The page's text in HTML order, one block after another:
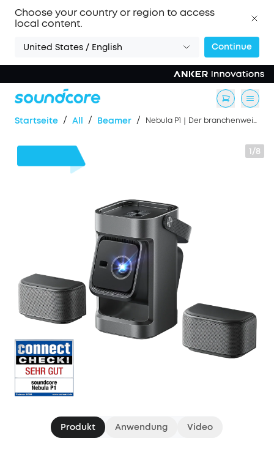
Choose your country or region to access
local content.
United States / English Continue
Startseite / All / Beamer / Nebula P1｜Der branchenweit erste abnehmbare Lautsprecher für Ton und Bilder der Extraklasse
1/8
Produkt Anwendung Video